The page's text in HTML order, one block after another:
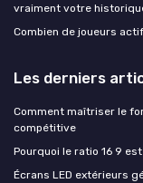
vraiment votre
Combien de joueurs
Les derniers
Comment maîtriser le
compétitive
Pourquoi le ratio 16 9
Écrans LED extérieurs